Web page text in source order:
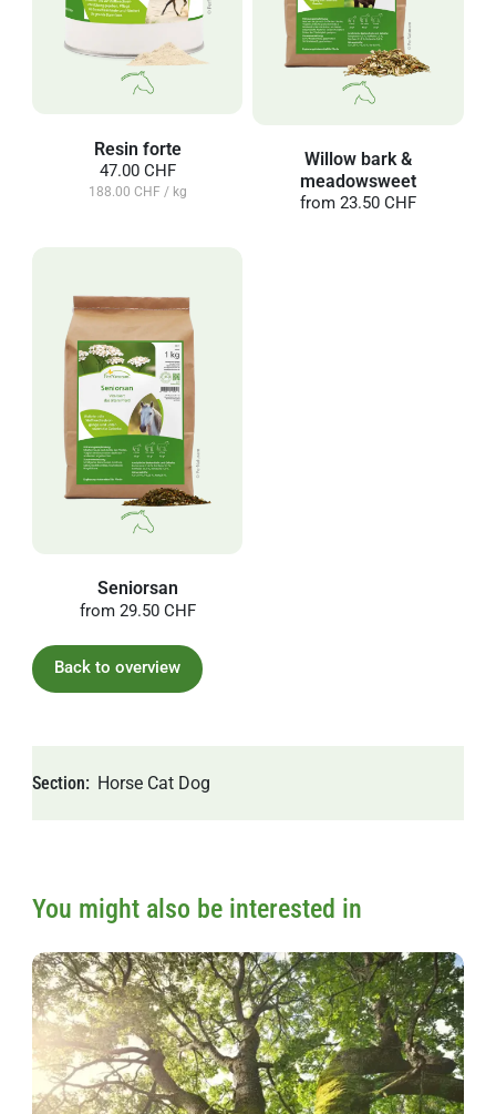
Resin forte
47.00 CHF
188.00 CHF / kg
Willow bark &
meadowsweet
from 23.50 CHF
Seniorsan
from29.50 CHF
Section Horse Cat Dog
You might also be interested in
Back to overview